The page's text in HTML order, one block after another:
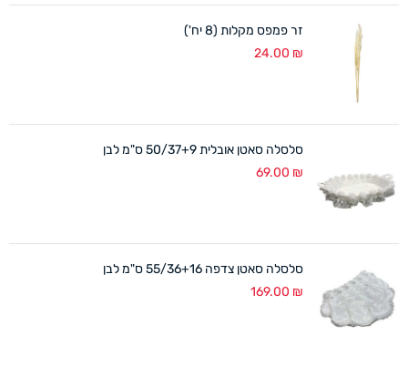
זר פמפס מקלות (8 יח')
24.00 ₪
סלסלה סאטן אובלית 50/37+9 ס"מ לבן
69.00 ₪
סלסלה סאטן צדפה 55/36+16 ס"מ לבן
169.00 ₪